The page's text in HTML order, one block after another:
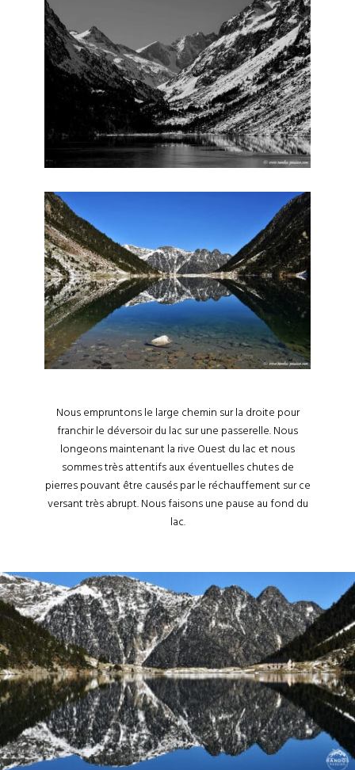
Nous empruntons le large chemin sur la droite pour
franchir le déversoir du lac sur une passerelle. Nous
longeons maintenant la rive Ouest du lac et nous
sommes très attentifs aux éventuelles chutes de
pierres pouvant être causés par le réchauffement sur ce
versant très abrupt. Nous faisons une pause au fond du
lac.